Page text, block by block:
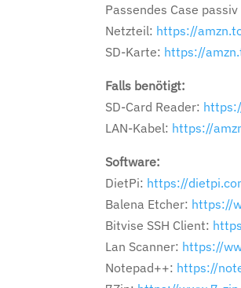
Passendes Case
Netzteil: https://
SD-Karte: https://
Falls benötigt:
SD-Card Reader:
LAN-Kabel: https://
Software:
DietPi: https://
Balena Etcher: https://
Bitvise SSH Client:
Lan Scanner: https://
Notepad++: https://